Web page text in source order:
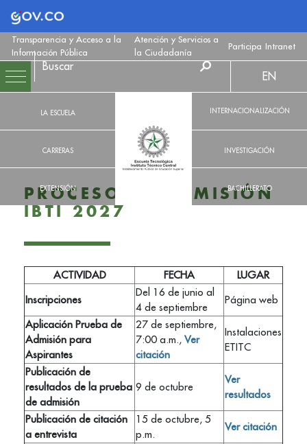
Logo Gobierno de Colombia
Transparencia y Acceso a la
Información Pública
Atención y Servicios a
la Ciudadanía
Participa Intranet
LA ESCUELA
CARRERAS
EXTENSIÓN
EN
INTERNACIONALIZACIÓN
INVESTIGACIÓN
BACHILLERATO
PROCESO DE ADMISIÓN
IBTI 2027
ACTIVIDAD FECHA
LUGAR
Inscripciones
Del 16 de junio al
4 de septiembre
Página web
Aplicación Prueba de
Admisión para
Aspirantes
27 de septiembre,
7:00 a.m., Ver
citación
Instalaciones
ETITC
Publicación de
resultados de la prueba
de admisión
9 de octubre
Ver
resultados
Publicación de citación
a entrevista
15 de octubre, 5
p.m.
Ver citación